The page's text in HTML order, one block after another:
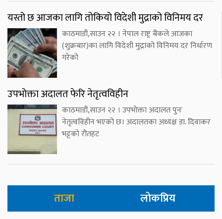
यस्तो छ आजका लागि तोकियो विदेशी मुद्राको विनिमय दर
काठमाडौं,साउन २२ । नेपाल राष्ट्र बैंकले आजका
(शुक्रबार)का लागि विदेशी मुद्राको विनिमय दर निर्धारण
गरेको
उपभोक्ता अदालत फेरि नेतृत्वविहीन
काठमाडौं,साउन २२ । उपभोक्ता अदालत पुनः
नेतृत्वविहीन भएको छ। अदालतका अध्यक्ष डा. दिवाकर
भट्टको रौतहट
ताजा लोकप्रिय